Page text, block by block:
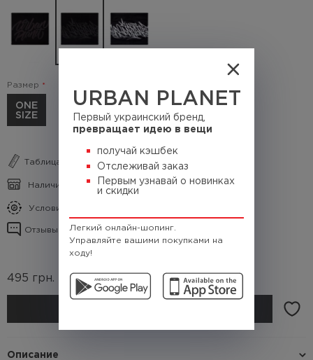
URBAN PLANET
Первый украинский бренд,
превращает идею в вещи
получай кэшбек
Отслеживай заказ
Первым узнавай о новинках
и скидки
Легкий онлайн-шопинг.
Управляйте вашими покупками на
ходу!
Размер
ONE
SIZE
Таблица размеров
Наличие в магазинах
Условия кэшбека
Отзывы о товаре
495 грн. (Кэшбек 49.5 грн.)
Описание